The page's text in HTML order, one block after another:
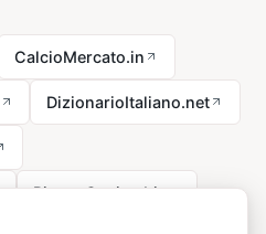
CalcioMercato.in
DizionarioItaliano.net
RicetteCucina.biz